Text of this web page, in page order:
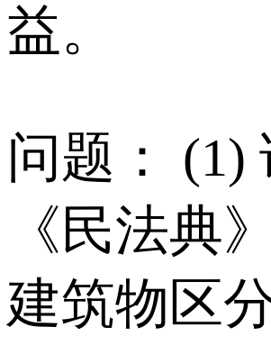
益。
问题： (1)
《民法典
建筑物区